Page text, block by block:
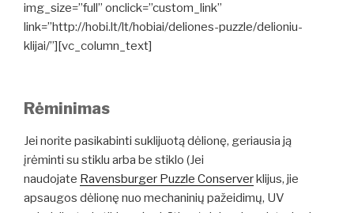
img_size=”full” onclick=”custom_link”
link=”http://hobi.lt/lt/hobiai/deliones-puzzle/delioniu-
klijai/”][vc_column_text]
Rėminimas
Jei norite pasikabinti suklijuotą dėlionę, geriausia ją
įrėminti su stiklu arba be stiklo (Jei
naudojate Ravensburger Puzzle Conserverklijus, jie
apsaugos dėlionę nuo mechaninių pažeidimų, UV